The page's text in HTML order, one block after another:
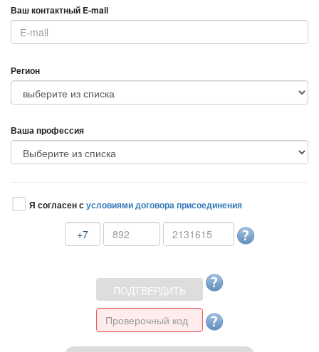
аш контактный E-mail
Регион
аша профессия
Я согласен сусловиями договора присоединения
+7